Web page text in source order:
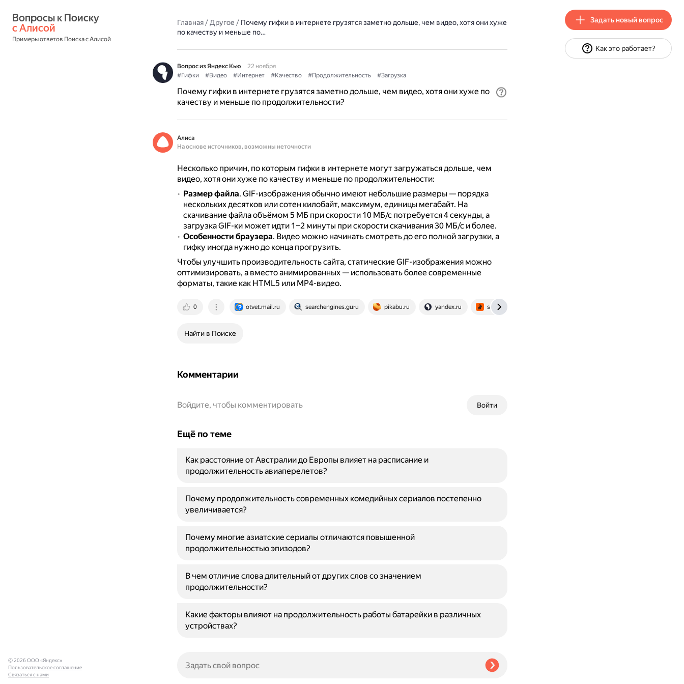
с Алисой
Примеры ответов Поиска с Алисой
Главная/Другое / Почему гифки в интернете грузятся заметно дольше, чем видео, хотя они хуже
по качеству и меньше по…
Вопрос из Яндекс Кью
22 ноября
#Гифки
#Видео #Интернет #Качество #Продолжительность #Загрузка
Почему гифки в интернете грузятся заметно дольше, чем видео, хотя они хуже по
качеству и меньше по продолжительности?
Алиса
На основе источников, возможны неточности
Несколько причин, по которым гифки в интернете могут загружаться дольше, чем
видео, хотя они хуже по качеству и меньше по продолжительности:
Размер файла. GIF-изображения обычно имеют небольшие размеры — порядка
нескольких десятков или сотен килобайт, максимум, единицы мегабайт. На
скачивание файла объёмом 5 МБ при скорости 10 МБ/с потребуется 4 секунды, а
загрузка GIF-ки может идти 1–2 минуты при скорости скачивания 30 МБ/с и более.
Особенности браузера. Видео можно начинать смотреть до его полной загрузки, а
гифку иногда нужно до конца прогрузить.
Чтобы улучшить производительность сайта, статические GIF-изображения можно
оптимизировать, а вместо анимированных — использовать более современные
форматы, такие как HTML5 или MP4-видео.
0 otvet.mail.ru searchengines.guru pikabu.ru yandex.ru stackoverflow.com
Найти в Поиске
Комментарии
Войти
Войдите, чтобы комментировать
Ещё по теме
Как расстояние от Австралии до Европы влияет на расписание и
продолжительность авиаперелетов?
Почему продолжительность современных комедийных сериалов постепенно
увеличивается?
Почему многие азиатские сериалы отличаются повышенной
продолжительностью эпизодов?
В чем отличие слова длительный от других слов со значением
продолжительности?
Какие факторы влияют на продолжительность работы батарейки в различных
устройствах?
© 2026 ООО «Яндекс»
Пользовательское соглашение
Связаться с нами
Задать новый вопрос
Как это работает?